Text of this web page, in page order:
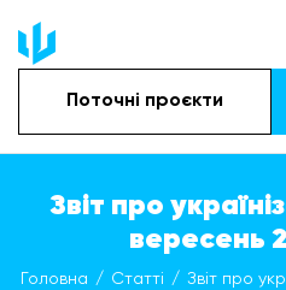
Поточні проєкти
Звіт про
вересень
Головна Статті
Звіт про